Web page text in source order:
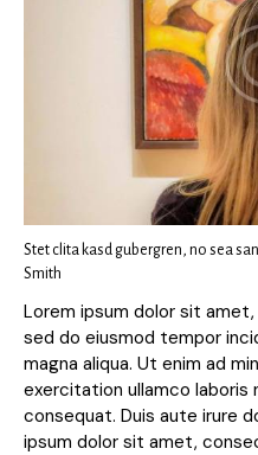
Stet clita kasd gubergren, no sea
Smith
Lorem ipsum dolor sit
sed do eiusmod tempor
magna aliqua. Ut enim ad
exercitation ullamco laboris
consequat. Duis aute irure
ipsum dolor sit amet,